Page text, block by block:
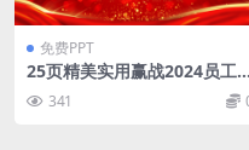
免费PPT
25页精美实用赢战2024员工团
队答谢活动策划PPT模板下载
341